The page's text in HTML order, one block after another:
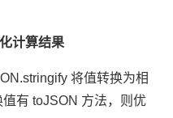
计算结果
将值转换为相
有 toJSON 方法，则优